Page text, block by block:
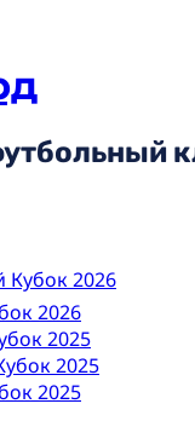
Кубок 2026
2026
2025
2025
2025